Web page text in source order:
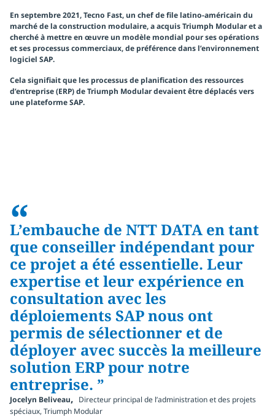
En septembre 2021, Tecno Fast, un chef de file latino-américain du
marché de la construction modulaire, a acquis Triumph Modular et a
cherché à mettre en œuvre un modèle mondial pour ses opérations
et ses processus commerciaux, de préférence dans l’environnement
logiciel SAP.
Cela signifiait que les processus de planification des ressources
d’entreprise (ERP) de Triumph Modular devaient êtredéplacés vers
une plateforme SAP.
“
L’embauche de NTT DATA en tant
que conseiller indépendant pour
ce projet a été essentielle. Leur
expertise et leur expérience en
consultation avec les
déploiements SAP nous ont
permis de sélectionner et de
déployer avec succès la meilleure
solution ERP pour notre
entreprise. ”
Jocelyn Beliveau, Directeur principal de l’administration et des projets
spéciaux, Triumph Modular